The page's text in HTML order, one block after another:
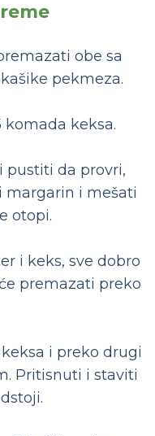
obe sa
pekmeza.
komada keksa.
pustiti da provri,
margarin i mešati
otopi.
i keks, sve dobro
premazati preko
i preko drugi
Pritisnuti i staviti